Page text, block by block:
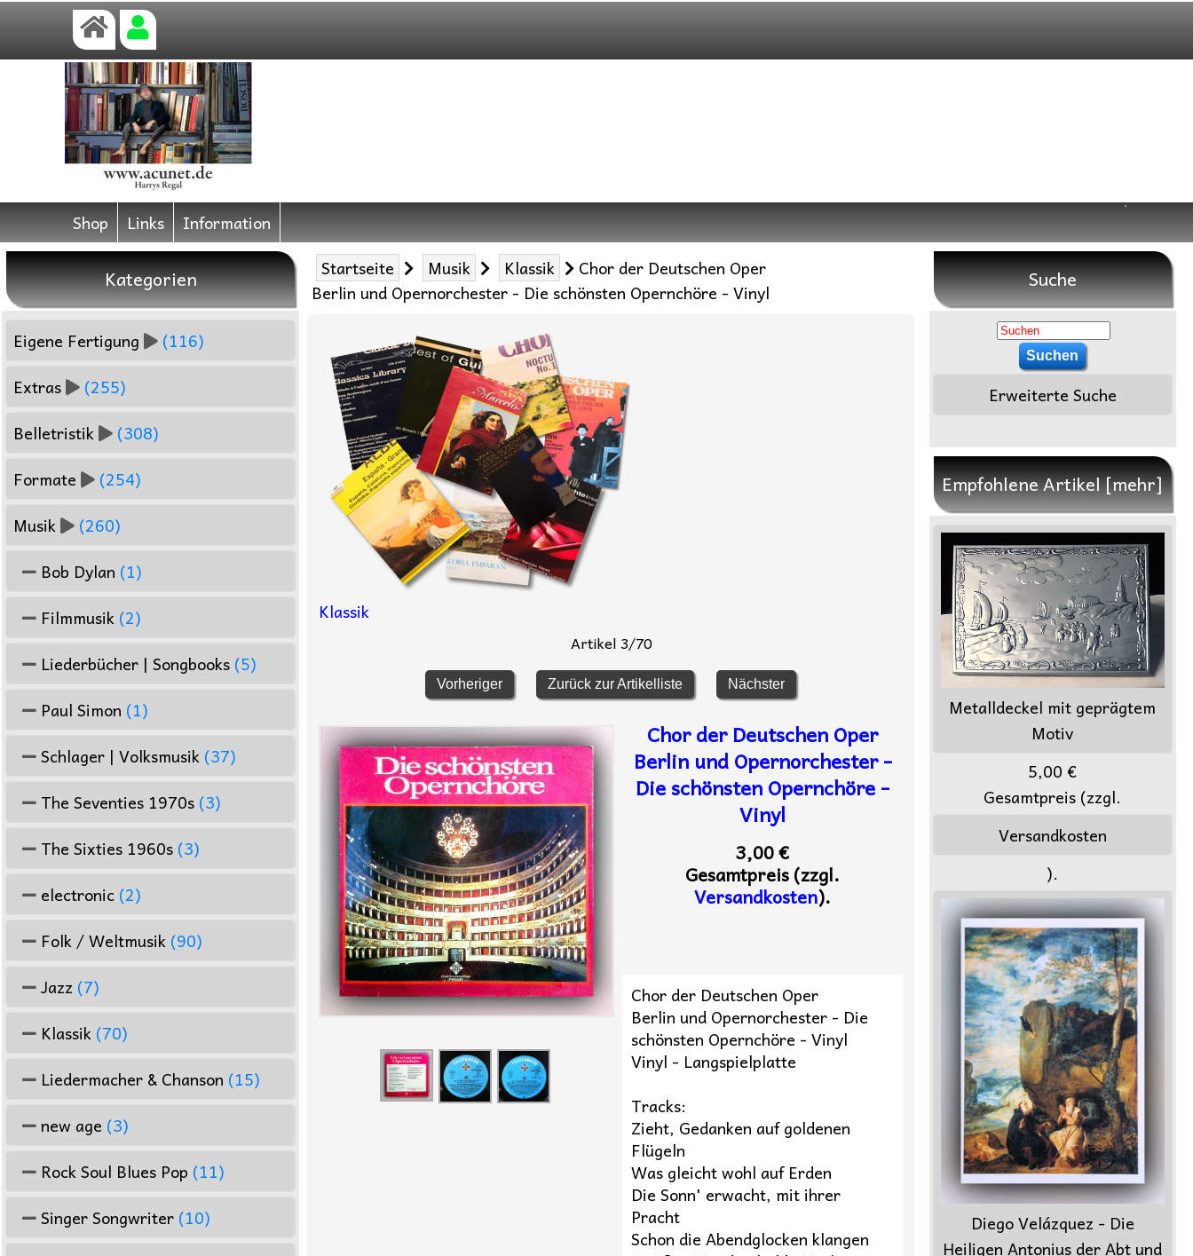
Shop Links Information
Kategorien
Eigene Fertigung
(116)
Extras
(255)
Belletristik
(308)
Formate
(254)
Musik
(260)
Bob Dylan (1)
Filmmusik (2)
Liederbücher | Songbooks (5)
Paul Simon (1)
Schlager | Volksmusik (37)
The Seventies 1970s (3)
The Sixties 1960s (3)
electronic (2)
Folk / Weltmusik (90)
Jazz (7)
Klassik (70)
Liedermacher & Chanson (15)
new age (3)
Rock Soul Blues Pop (11)
Singer Songwriter (10)
Startseite Musik Klassik
Chor der Deutschen Oper
Berlin und Opernorchester - Die schönsten Opernchöre - Vinyl
Klassik
Artikel 3/70
Vorheriger Zurück zur Artikelliste Nächster
Chor der Deutschen Oper
Berlin und Opernorchester -
Die schönsten Opernchöre -
Vinyl
3,00 €
Gesamtpreis (zzgl.
Versandkosten).
Chor der Deutschen Oper
Berlin und Opernorchester - Die
schönsten Opernchöre - Vinyl
Vinyl - Langspielplatte
Tracks:
Zieht, Gedanken auf goldenen
Flügeln
Was gleicht wohl auf Erden
Die Sonn' erwacht, mit ihrer
Pracht
Schon die Abendglocken klangen
Suche
Erweiterte Suche
Empfohlene Artikel [mehr]
Metalldeckel mit geprägtem
Motiv
5,00 €
Gesamtpreis (zzgl.
Versandkosten
).
Diego Velázquez - Die
Heiligen Antonius der Abt und